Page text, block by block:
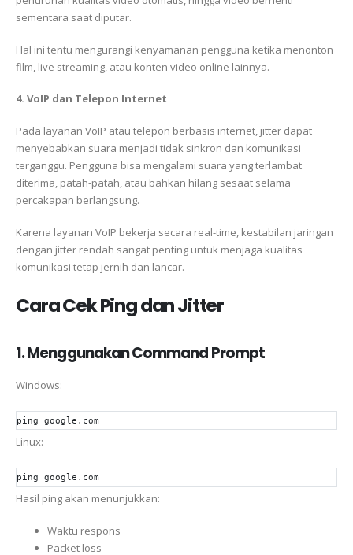
sementara saat diputar.
Hal ini tentu mengurangi kenyamanan pengguna ketika menonton
film, live streaming, atau konten video online lainnya.
4. VoIP dan Telepon Internet
Pada layanan VoIP atau telepon berbasis internet, jitter dapat
menyebabkan suara menjadi tidak sinkron dan komunikasi
terganggu. Pengguna bisa mengalami suara yang terlambat
diterima, patah-patah, atau bahkan hilang sesaat selama
percakapan berlangsung.
Karena layanan VoIP bekerja secara real-time, kestabilan jaringan
dengan jitter rendah sangat penting untuk menjaga kualitas
komunikasi tetap jernih dan lancar.
Cara Cek Ping dan Jitter
1. Menggunakan Command Prompt
Windows:
ping google.com
Linux:
ping google.com
Hasil ping akan menunjukkan:
Waktu respons
Packet loss